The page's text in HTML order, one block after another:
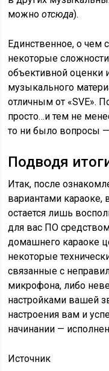
можноотсюда).
Единственное, о чем
некоторые
объективной оценки
музыкального
отличным от «SVE».
просто…и тем не
то ни было вопросы
Подводя
Итак, после
вариантами караоке,
остается лишь
для вас ПО
домашнего караоке
некоторые
связанные с
микрофона, либо
настройками вашей
настроения вам и
начинании —
Источник